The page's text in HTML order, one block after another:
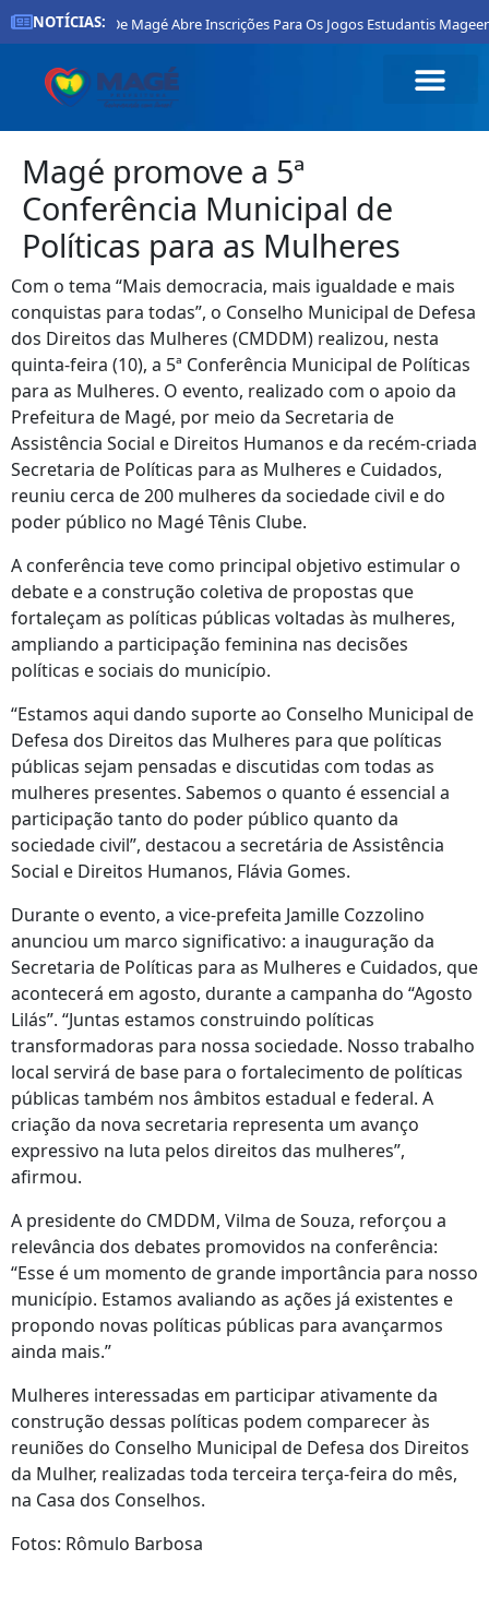
NOTÍCIAS:
Prefeitura De Magé Abre Inscrições Para Os Jogos Estudantis
Magé promove a 5ª
Conferência Municipal de
Políticas para as Mulheres
Com o tema “Mais democracia, mais igualdade e mais
conquistas para todas”, o Conselho Municipal de Defesa
dos Direitos das Mulheres (CMDDM) realizou, nesta
quinta-feira (10), a 5ª Conferência Municipal de Políticas
para as Mulheres. O evento, realizado com o apoio da
Prefeitura de Magé, por meio da Secretaria de
Assistência Social e Direitos Humanos e da recém-criada
Secretaria de Políticas para as Mulheres e Cuidados,
reuniu cerca de 200 mulheres da sociedade civil e do
poder público no Magé Tênis Clube.
A conferência teve como principal objetivo estimular o
debate e a construção coletiva de propostas que
fortaleçam as políticas públicas voltadas às mulheres,
ampliando a participação feminina nas decisões
políticas e sociais do município.
“Estamos aqui dando suporte ao Conselho Municipal de
Defesa dos Direitos das Mulheres para que políticas
públicas sejam pensadas e discutidas com todas as
mulheres presentes. Sabemos o quanto é essencial a
participação tanto do poder público quanto da
sociedade civil”, destacou a secretária de Assistência
Social e Direitos Humanos, Flávia Gomes.
Durante o evento, a vice-prefeita Jamille Cozzolino
anunciou um marco significativo: a inauguração da
Secretaria de Políticas para as Mulheres e Cuidados, que
acontecerá em agosto, durante a campanha do “Agosto
Lilás”. “Juntas estamos construindo políticas
transformadoras para nossa sociedade. Nosso trabalho
local servirá de base para o fortalecimento de políticas
públicas também nos âmbitos estadual e federal. A
criação da nova secretaria representa um avanço
expressivo na luta pelos direitos das mulheres”,
afirmou.
A presidente do CMDDM, Vilma de Souza, reforçou a
relevância dos debates promovidos na conferência:
“Esse é um momento de grande importância para nosso
município. Estamos avaliando as ações já existentes e
propondo novas políticas públicas para avançarmos
ainda mais.”
Mulheres interessadas em participar ativamente da
construção dessas políticas podem comparecer às
reuniões do Conselho Municipal de Defesa dos Direitos
da Mulher, realizadas toda terceira terça-feira do mês,
na Casa dos Conselhos.
Fotos: Rômulo Barbosa